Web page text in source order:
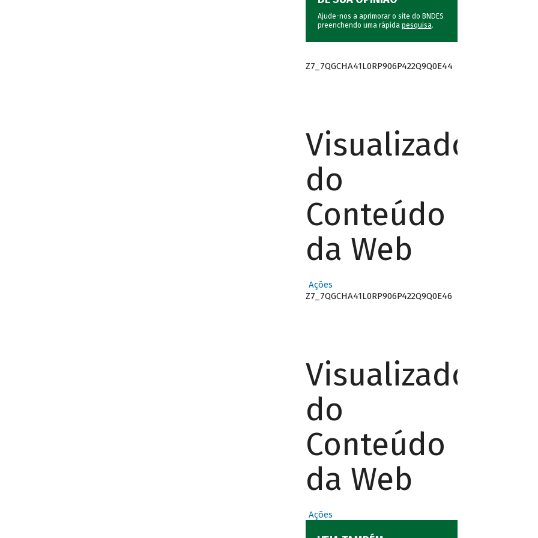
Ajude-nos a aprimorar o site do BNDES
preenchendo uma rápida pesquisa.
Z7_7QGCHA41L0RP906P422Q9Q0E44
Visualizador
do
Conteúdo
da Web
Ações
Z7_7QGCHA41L0RP906P422Q9Q0E46
Visualizador
do
Conteúdo
da Web
Ações